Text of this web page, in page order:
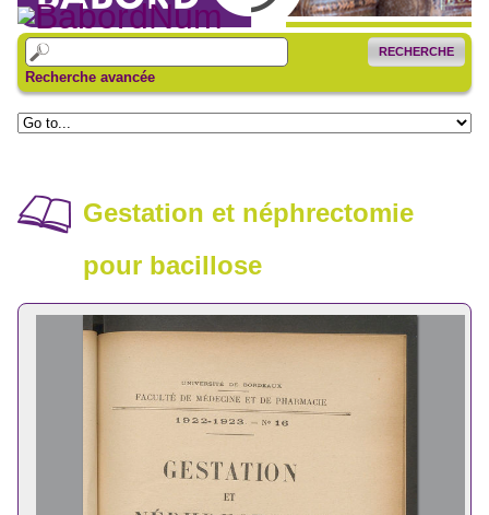
RECHERCHE
Recherche avancée
Gestation et néphrectomie
pour bacillose